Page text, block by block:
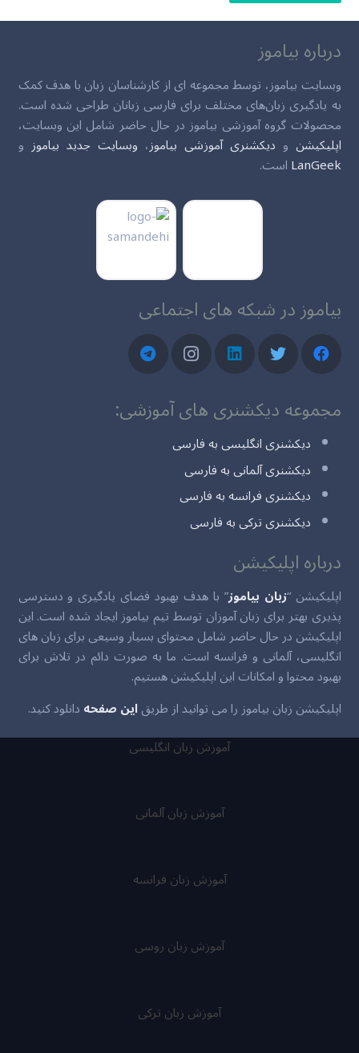
درباره بیاموز
وبسایت بیاموز، توسط مجموعه ای از کارشناسان زبان با هدف کمک
به یادگیری زبان‌های مختلف برای فارسی زبانان طراحی شده است.
محصولات گروه آموزشی بیاموز در حال حاضر شامل این وبسایت،
اپلیکیشن و دیکشنری آموزشی بیاموز، وبسایت جدید بیاموز و
LanGeekاست.
بیاموز در شبکه های اجتماعی
مجموعه دیکشنری های آموزشی:
دیکشنری انگلیسی به فارسی
دیکشنری آلمانی به فارسی
دیکشنری فرانسه به فارسی
دیکشنری ترکی به فارسی
درباره اپلیکیشن
اپلیکیشن “زبان بیاموز” با هدف بهبود فضای یادگیری و دسترسی
پذیری بهتر برای زبان آموزان توسط تیم بیاموز ایجاد شده است. این
اپلیکیشن در حال حاضر شامل محتوای بسیار وسیعی برای زبان های
انگلیسی، آلمانی و فرانسه است. ما به صورت دائم در تلاش برای
بهبود محتوا و امکانات این اپلیکیشن هستیم.
اپلیکیشن زبان بیاموز را می توانید از طریقاین صفحهدانلود کنید.
آموزش زبان انگلیسی
آموزش زبان آلمانی
آموزش زبان فرانسه
آموزش زبان روسی
آموزش زبان ترکی